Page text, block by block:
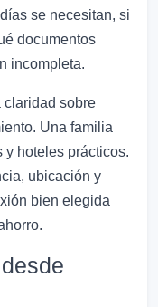
se necesitan, si
documentos
incompleta.
claridad sobre
Una familia
y hoteles prácticos.
ubicación y
bien elegida